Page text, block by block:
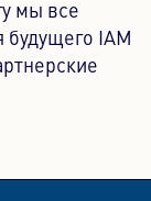
мы все
IAM